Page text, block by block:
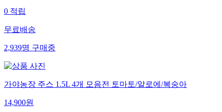
0적립
무료배송
2,939명구매중
가야농장 주스 1.5L 4개 모음전 토마토/알로에/복숭아
14,900원